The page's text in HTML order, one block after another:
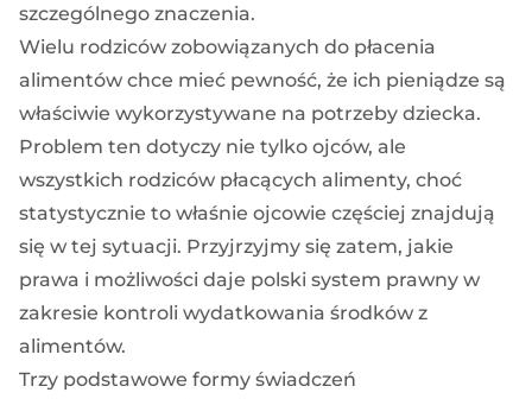
szczególnego znaczenia.
Wielu rodziców zobowiązanych do płacenia
alimentów chce mieć pewność, że ich pieniądze są
właściwie wykorzystywane na potrzeby dziecka.
Problem ten dotyczy nie tylko ojców, ale
wszystkich rodziców płacących alimenty, choć
statystycznie to właśnie ojcowie częściej znajdują
się w tej sytuacji. Przyjrzyjmy się zatem, jakie
prawa i możliwości daje polski system prawny w
zakresie kontroli wydatkowania środków z
alimentów.
Trzy podstawowe formy świadczeń